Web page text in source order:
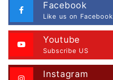
Facebook
Like us on Facebook
Youtube
Subscribe US
Instagram